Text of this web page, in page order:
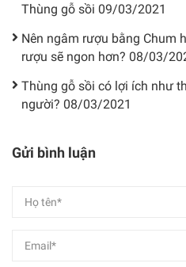
Thùng gỗ sồi 09/03/2021
Nên ngâm rượu bằng Chum
rượu sẽ ngon hơn? 08/03/
Thùng gỗ sồi có lợi ích như
người? 08/03/2021
Gửi bình luận